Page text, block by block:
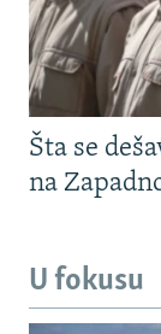
Šta se
na
U fokusu